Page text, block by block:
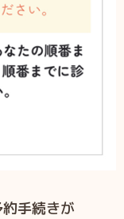
手続きが